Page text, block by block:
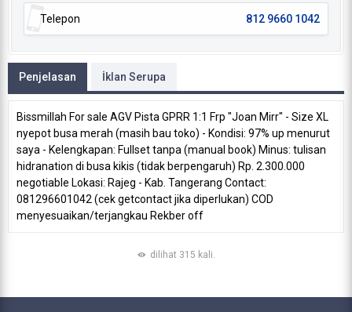
Telepon 812 9660 1042
Penjelasan İklan Serupa
Bissmillah For sale AGV Pista GPRR 1:1 Frp "Joan Mirr" - Size XL
nyepot busa merah (masih bau toko) - Kondisi: 97% up menurut
saya - Kelengkapan: Fullset tanpa (manual book) Minus: tulisan
hidranation di busa kikis (tidak berpengaruh) Rp. 2.300.000
negotiable Lokasi: Rajeg - Kab. Tangerang Contact:
081296601042 (cek getcontact jika diperlukan) COD
menyesuaikan/terjangkau Rekber off
dilihat 315 kali.